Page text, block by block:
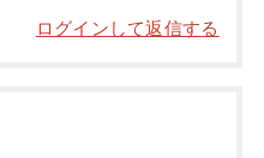
ログインして返信する